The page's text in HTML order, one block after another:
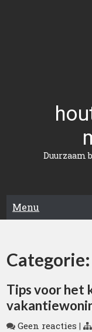
Duurzaam
Menu
Tips voor het
Geen reacties |